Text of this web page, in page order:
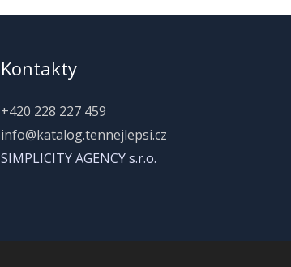
Kontakty
+420 228 227 459
info@katalog.tennejlepsi.cz
SIMPLICITY AGENCY s.r.o.